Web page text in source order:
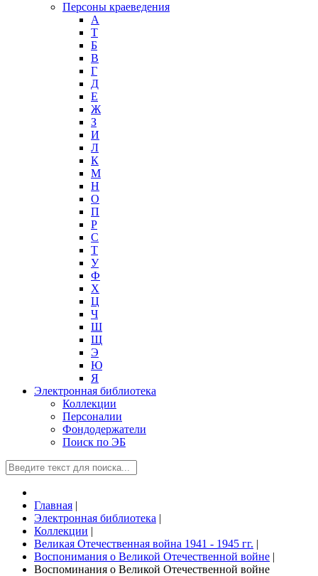
Персоны краеведения
А
T
Б
В
Г
Д
Е
Ж
З
И
Л
К
М
Н
О
П
Р
С
Т
У
Ф
Х
Ц
Ч
Ш
Щ
Э
Ю
Я
Электронная библиотека
Коллекции
Персоналии
Фондодержатели
Поиск по ЭБ
Главная |
Электронная библиотека |
Коллекции |
Великая Отечественная война 1941 - 1945 гг. |
Воспонимания о Великой Отечественной войне |
Воспоминания о Великой Отечественной войне